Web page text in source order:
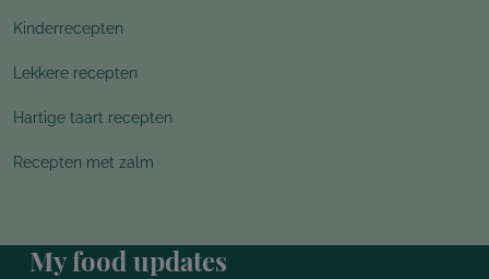
Kinderrecepten
Lekkere recepten
Hartige taart recepten
Recepten met zalm
My food updates